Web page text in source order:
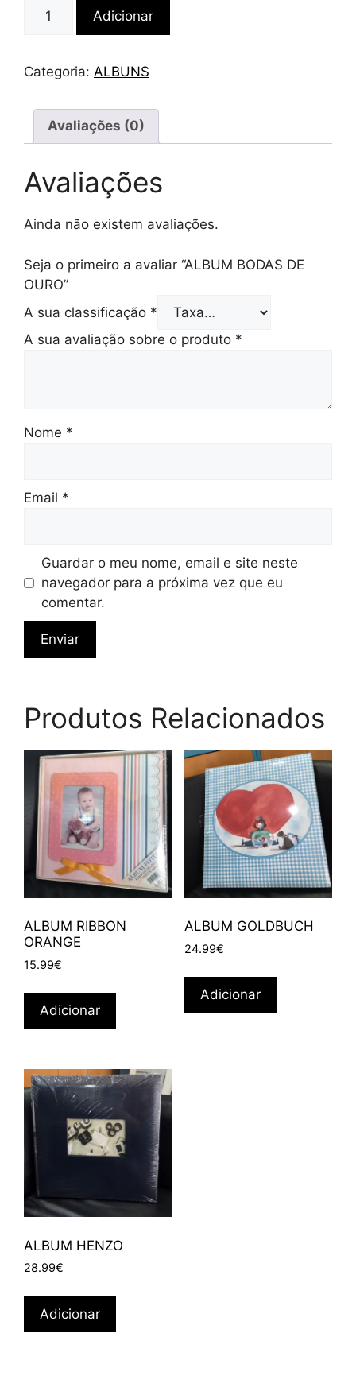
BODAS
OURO
Adicionar
Categoria: ALBUNS
Avaliações (0)
Avaliações
Ainda não existem avaliações.
Seja o primeiro a avaliar “ALBUM BODAS DE
OURO”
A sua classificação *
A sua avaliação sobre o produto *
Nome *
Email *
Guardar o meu nome, email e site neste
navegador para a próxima vez que eu
comentar.
Produtos Relacionados
ALBUM RIBBON
ORANGE
15.99€
Adicionar
ALBUM GOLDBUCH
24.99€
Adicionar
ALBUM HENZO
28.99€
Adicionar